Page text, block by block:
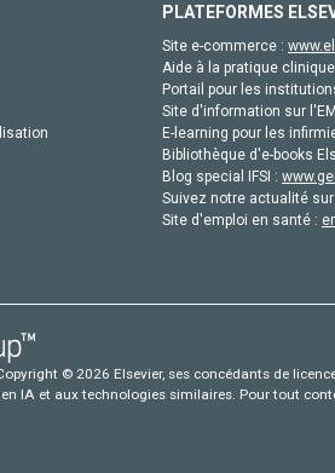
PLATEFORMES
Site e-commerce :
Aide à la pratique
Portail pour les
Site d'information sur
E-learning pour les
Bibliothèque d'e-books
Blog special IFSI :
Suivez notre actualité
Site d'emploi en santé :
© 2026 Elsevier, ses concédants de
IA et aux technologies similaires. Pour tout